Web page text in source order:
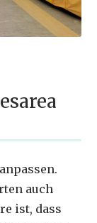
auch
ist, dass